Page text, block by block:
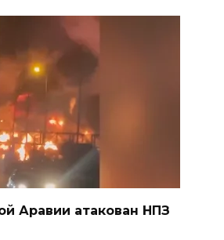
Аравии атакован НПЗ